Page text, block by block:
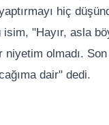
hiç
"Hayır, asla
olmadı.
dair" dedi.